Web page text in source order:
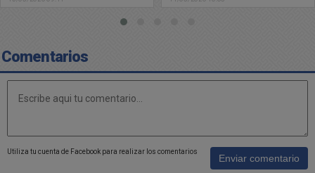
Comentarios
Utiliza tu cuenta de Facebook para realizar los comentarios
Enviar comentario